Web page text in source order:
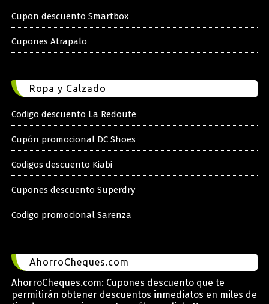
Cupon descuento Smartbox
Cupones Atrapalo
Ropa y Calzado
Codigo descuento La Redoute
Cupón promocional DC Shoes
Codigos descuento Kiabi
Cupones descuento Superdry
Codigo promocional Sarenza
AhorroCheques.com
AhorroCheques.com: Cupones descuento que te
permitirán obtener descuentos inmediatos en miles de